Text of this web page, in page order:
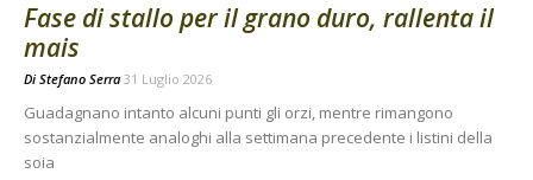
Fase di stallo per il grano duro, rallenta il
mais
Di Stefano Serra 31 Luglio 2026
Guadagnano intanto alcuni punti gli orzi, mentre rimangono
sostanzialmente analoghi alla settimana precedente i listini della
soia